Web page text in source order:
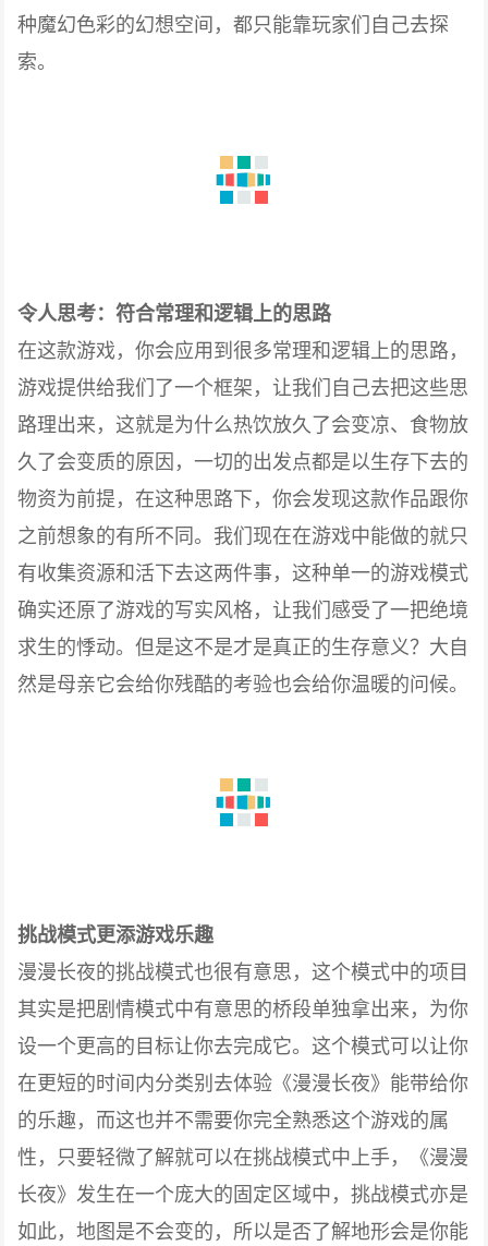
种魔幻色彩的幻想空间，都只能靠玩家们自己去探
索。
令人思考：符合常理和逻辑上的思路
在这款游戏，你会应用到很多常理和逻辑上的思路，
游戏提供给我们了一个框架，让我们自己去把这些思
路理出来，这就是为什么热饮放久了会变凉、食物放
久了会变质的原因，一切的出发点都是以生存下去的
物资为前提，在这种思路下，你会发现这款作品跟你
之前想象的有所不同。我们现在在游戏中能做的就只
有收集资源和活下去这两件事，这种单一的游戏模式
确实还原了游戏的写实风格，让我们感受了一把绝境
求生的悸动。但是这不是才是真正的生存意义？大自
然是母亲它会给你残酷的考验也会给你温暖的问候。
挑战模式更添游戏乐趣
漫漫长夜的挑战模式也很有意思，这个模式中的项目
其实是把剧情模式中有意思的桥段单独拿出来，为你
设一个更高的目标让你去完成它。这个模式可以让你
在更短的时间内分类别去体验《漫漫长夜》能带给你
的乐趣，而这也并不需要你完全熟悉这个游戏的属
性，只要轻微了解就可以在挑战模式中上手，《漫漫
长夜》发生在一个庞大的固定区域中，挑战模式亦是
如此，地图是不会变的，所以是否了解地形会是你能